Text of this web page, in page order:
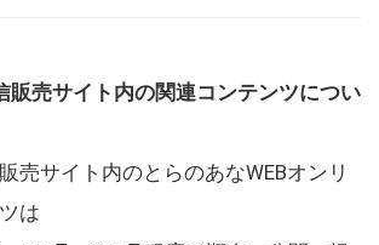
販売サイト内の関連コンテンツについ
売サイト内のとらのあなWEBオンリ
は